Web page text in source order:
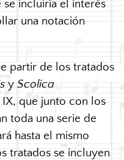
se incluiría el interés
una notación
partir de los tratados
y Scolica
que junto con los
toda una serie de
hasta el mismo
tratados se incluyen